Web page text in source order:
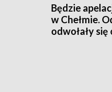
Będzie
w Chełmie.
odwołały